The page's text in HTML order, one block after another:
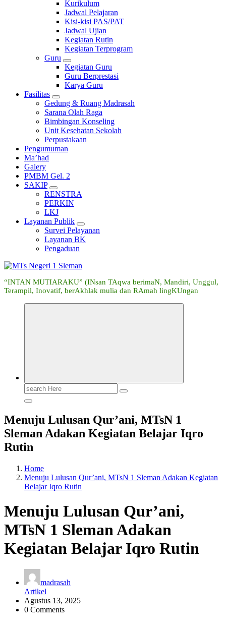
Kurikulum
Jadwal Pelajaran
Kisi-kisi PAS/PAT
Jadwal Ujian
Kegiatan Rutin
Kegiatan Terprogram
Guru
Kegiatan Guru
Guru Berprestasi
Karya Guru
Fasilitas
Gedung & Ruang Madrasah
Sarana Olah Raga
Bimbingan Konseling
Unit Kesehatan Sekolah
Perpustakaan
Pengumuman
Ma’had
Galery
PMBM Gel. 2
SAKIP
RENSTRA
PERKIN
LKJ
Layanan Publik
Survei Pelayanan
Layanan BK
Pengaduan
“INTAN MUTIARAKU” (INsan TAqwa berimaN, Mandiri, Unggul,
Terampil, Inovatif, berAkhlak mulia dan RAmah lingKUngan
Search
for:
Menuju Lulusan Qur’ani, MTsN 1
Sleman Adakan Kegiatan Belajar Iqro
Rutin
Home
Menuju Lulusan Qur’ani, MTsN 1 Sleman Adakan Kegiatan
Belajar Iqro Rutin
Menuju Lulusan Qur’ani,
MTsN 1 Sleman Adakan
Kegiatan Belajar Iqro Rutin
madrasah
Artikel
Agustus 13, 2025
0 Comments